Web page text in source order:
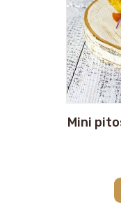
Mini